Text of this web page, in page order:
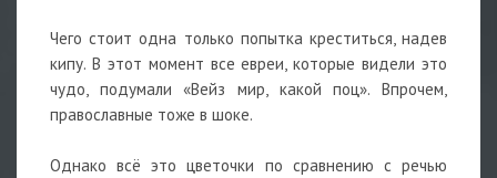
Чего стоит одна только попытка креститься, надев
кипу. В этот момент все евреи, которые видели это
чудо, подумали «Вейз мир, какой поц». Впрочем,
православные тоже в шоке.
Однако всё это цветочки по сравнению с речью